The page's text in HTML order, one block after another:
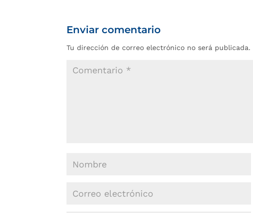
Enviar comentario
Tu dirección de correo electrónico no será publicada.